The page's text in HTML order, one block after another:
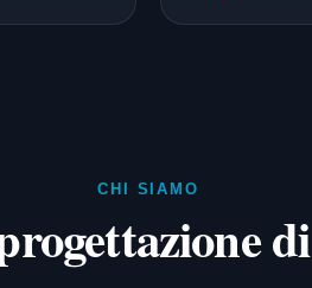
CHI SIAMO